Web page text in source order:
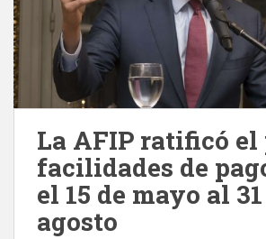
La AFIP ratificó el
facilidades de
el 15 de mayo al
agosto